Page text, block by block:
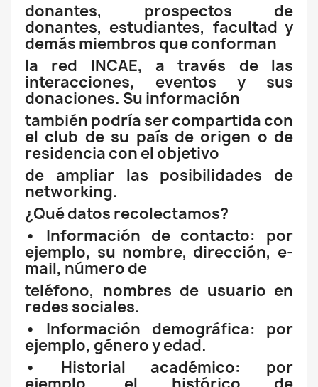
donantes, prospectos de
donantes, estudiantes, facultad y
demás miembros que conforman
la red INCAE, a través de las
interacciones, eventos y sus
donaciones. Su información
también podría ser compartida con
el club de su país de origen o de
residencia con el objetivo
de ampliar las posibilidades de
networking.
¿Qué datos recolectamos?
• Información de contacto: por
ejemplo, su nombre, dirección, e-
mail, número de
teléfono, nombres de usuario en
redes sociales.
• Información demográfica: por
ejemplo, género y edad.
• Historial académico: por